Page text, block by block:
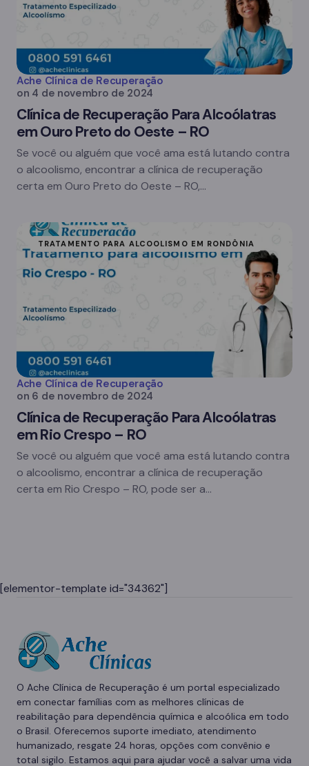
Ache Clínica de Recuperação
on 4 de novembro de 2024
Clínica de Recuperação Para Alcoólatras
em Ouro Preto do Oeste – RO
Se você ou alguém que você ama está lutando contra
o alcoolismo, encontrar a clínica de recuperação
certa em Ouro Preto do Oeste – RO,…
TRATAMENTO PARA ALCOOLISMO EM RONDÔNIA
Ache Clínica de Recuperação
on 6 de novembro de 2024
Clínica de Recuperação Para Alcoólatras
em Rio Crespo – RO
Se você ou alguém que você ama está lutando contra
o alcoolismo, encontrar a clínica de recuperação
certa em Rio Crespo – RO, pode ser a…
[elementor-template id="34362"]
O Ache Clínica de Recuperação é um portal especializado
em conectar famílias com as melhores clínicas de
reabilitação para dependência química e alcoólica em todo
o Brasil. Oferecemos suporte imediato, atendimento
humanizado, resgate 24 horas, opções com convênio e
total sigilo. Estamos aqui para ajudar você a salvar uma vida